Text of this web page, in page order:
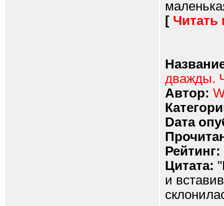
[ Читать
дважды.
Автор:
Dата
Рейтинг:
Цитата:
и